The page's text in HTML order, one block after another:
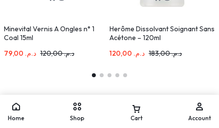
Minevital Vernis A Ongles n° 1
Coal 15ml
د.م.
د.م.120,00
Herôme Dissolvant Soignant Sans
Acétone – 120ml
د.م.
د.م.183,00
Home Shop Cart Account